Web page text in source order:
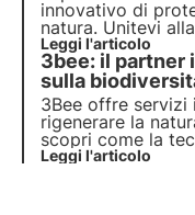
innovativo di
natura. Unitevi
come la
per creare un
pianeta.
Leggi l'articolo
3bee: il partner
sulla
3Bee offre
rigenerare la
scopri come la
uniscono per
Leggi l'articolo